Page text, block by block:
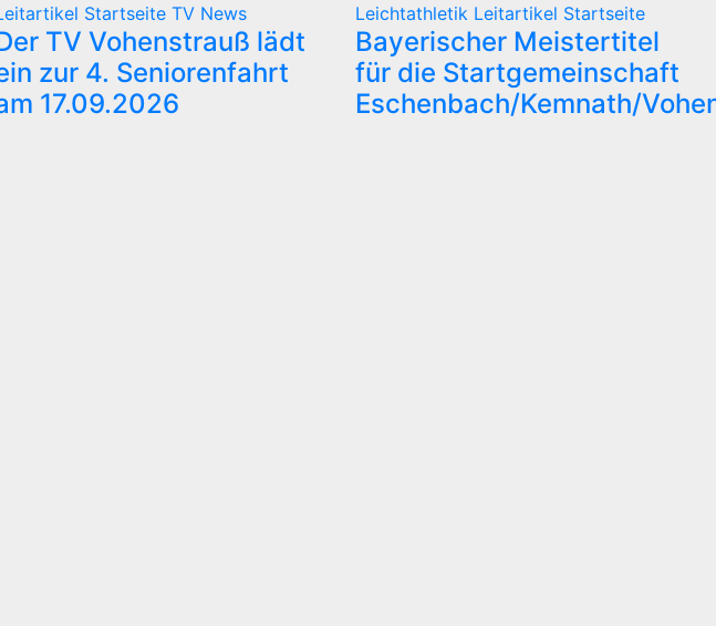
StartseiteTV News
TV Vohenstrauß lädt
zur 4. Seniorenfahrt
17.09.2026
Leichtathletik Leitartikel Startseite
Bayerischer Meistertitel
für die Startgemeinschaft
Eschenbach/Kemnath/